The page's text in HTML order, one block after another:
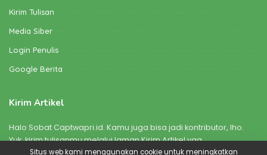
Kirim Tulisan
Media Siber
Login Penulis
Google Berita
Kirim Artikel
Halo Sobat Captwapri.id. Kamu juga bisa jadi kontributor, lho.
Yuk, kirim tulisanmu melalui laman Kirim Artikel yaa
Situs web kami menggunakan cookie untuk meningkatkan